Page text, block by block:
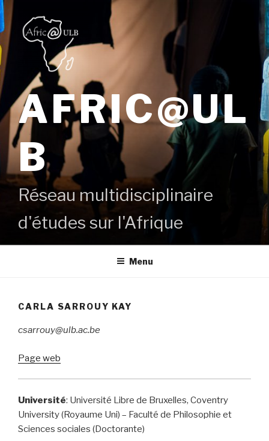
Aller
au
contenu
principal
AFRIC@UL
B
Réseau multidisciplinaire
d'études sur l'Afrique
Menu
CARLA SARROUY KAY
csarrouy@ulb.ac.be
Page web
Université: Université Libre de Bruxelles, Coventry
University (Royaume Uni) – Faculté de Philosophie et
Sciences sociales (Doctorante)